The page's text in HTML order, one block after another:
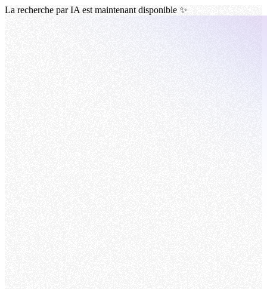
La recherche par IA est maintenant disponible ✨